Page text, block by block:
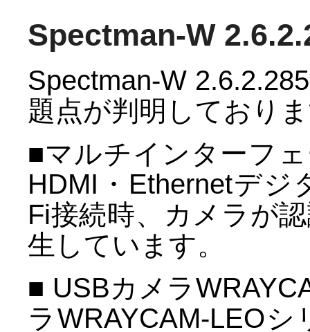
Spectman-W
Spectman-W
題点が判明しており
■マルチインターフ
HDMI・Ethernetデジ
Fi接続時、カメラが
生しています。
■ USBカメラ
ラWRAYCAM-LEO